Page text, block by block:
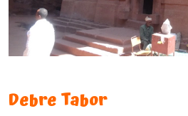
Debre Tabor